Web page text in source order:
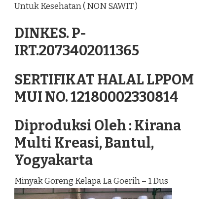
Untuk Kesehatan ( NON SAWIT )
DINKES. P-
IRT.2073402011365
SERTIFIKAT HALAL LPPOM
MUI NO. 12180002330814
Diproduksi Oleh : Kirana
Multi Kreasi, Bantul,
Yogyakarta
Minyak Goreng Kelapa La Goerih – 1 Dus